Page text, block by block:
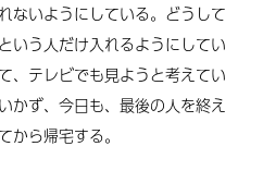
ないようにしている。どうして
いう人だけ入れるようにしてい
、テレビでも見ようと考えてい
かず、今日も、最後の人を終え
から帰宅する。